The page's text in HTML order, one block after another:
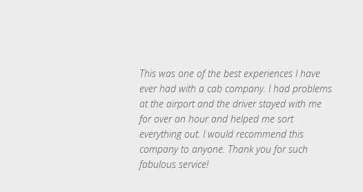
This was one of the best experiences I have
ever had with a cab company. I had problems
at the airport and the driver stayed with me
for over an hour and helped me sort
everything out. I would recommend this
company to anyone. Thank you for such
fabulous service!